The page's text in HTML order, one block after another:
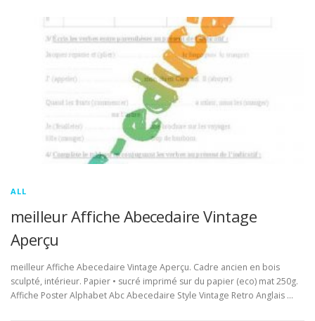
ALL
meilleur Affiche Abecedaire Vintage
Aperçu
meilleur Affiche Abecedaire Vintage Aperçu. Cadre ancien en bois
sculpté, intérieur. Papier • sucré imprimé sur du papier (eco) mat 250g.
Affiche Poster Alphabet Abc Abecedaire Style Vintage Retro Anglais …